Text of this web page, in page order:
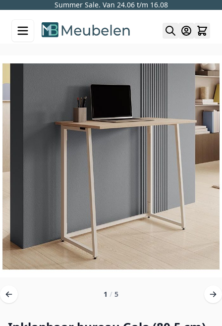
Summer Sale. Van 24.06 t/m 16.08
1 / 5